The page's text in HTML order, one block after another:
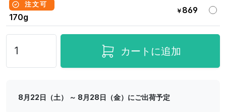
注文可
170g
￥ 869
カートに追加
8月22日（土） ～ 8月28日（金）にご出荷予定